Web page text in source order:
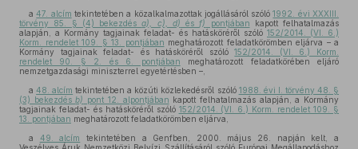
a47. alcím tekintetében a közalkalmazottak jogállásáról szóló1992. évi XXXIII.
törvény 85. § (4) bekezdésa), c), d) ésf) pontjában kapott felhatalmazás
alapján, a Kormány tagjainak feladat- és hatásköréről szóló 152/2014. (VI. 6.)
Korm. rendelet 109. § 13. pontjában meghatározott feladatkörömben eljárva – a
Kormány tagjainak feladat- és hatásköréről szóló152/2014. (VI. 6.) Korm.
rendelet 90. § 2. és 6. pontjában meghatározott feladatkörében eljáró
nemzetgazdasági miniszterrel egyetértésben –,
a48. alcím tekintetében a közúti közlekedésről szóló 1988. évi I. törvény 48. §
(3) bekezdésb) pont 12. alpontjában kapott felhatalmazás alapján, a Kormány
tagjainak feladat- és hatásköréről szóló 152/2014. (VI. 6.) Korm. rendelet 109. §
13. pontjában meghatározott feladatkörömben eljárva,
a 49. alcím
tekintetében a Genfben, 2000. május 26. napján kelt, a